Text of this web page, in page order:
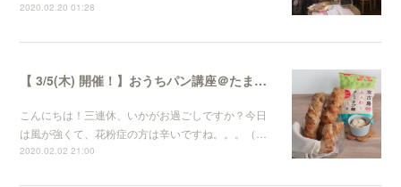
2020.02.20 01:28
【 3/5(木) 開催！】おうちパン講座＠たまプラーザ「3丁目カフェ」
こんにちは！三連休、いかがお過ごしですか？今日
は風が強くて、花粉症の方は辛いですね。。。（…
2020.02.02 21:00